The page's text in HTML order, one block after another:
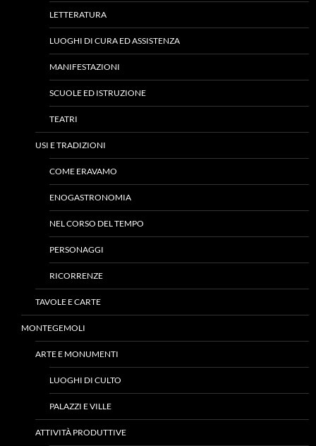
LETTERATURA
LUOGHI DI CURA ED ASSISTENZA
MANIFESTAZIONI
SCUOLE ED ISTRUZIONE
TEATRI
USI E TRADIZIONI
COME ERAVAMO
ENOGASTRONOMIA
NEL CORSO DEL TEMPO
PERSONAGGI
RICORRENZE
TAVOLE E CARTE
MONTEGEMOLI
ARTE E MONUMENTI
LUOGHI DI CULTO
PALAZZI E VILLE
ATTIVITÀ PRODUTTIVE